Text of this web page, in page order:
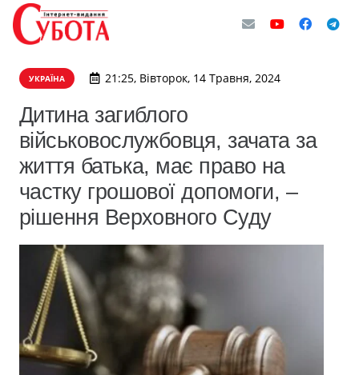
УКРАЇНА 21:25, Вівторок, 14 Травня, 2024
Дитина загиблого
військовослужбовця, зачата за
життя батька, має право на
частку грошової допомоги, –
рішення Верховного Суду